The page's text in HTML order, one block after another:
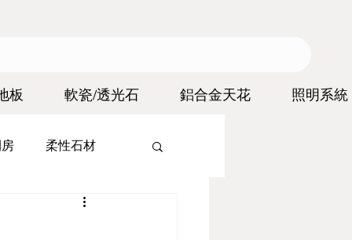
板 軟瓷/透光石 鋁合金天花 照明系統
柔性石材